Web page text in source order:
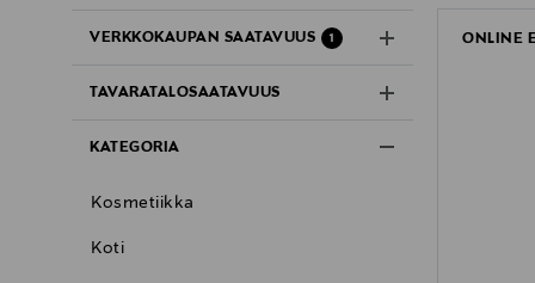
VERKKOKAUPAN SAATAVUUS 1
TAVARATALOSAATAVUUS
KATEGORIA
Kosmetiikka
Koti
ONLINE